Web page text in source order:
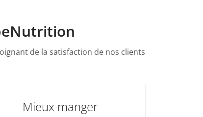
de la satisfaction de nos clients
Mieux manger